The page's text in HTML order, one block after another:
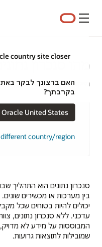
תפריט
country site closer
בקרבתך?
United States
different country/region
מהו סנכרון
מייקל צ'ן | אסטרטג תוכן | 24 באפריל 2024
סנכרון נתונים הוא התהליך
בין מערכות או מכשירים
יכולים להיות בטוחים שכל
עדכני. ללא סנכרון נתונים,
המבוססות על מידע לא מדויק,
שמובילות לתוצאות גרועות.